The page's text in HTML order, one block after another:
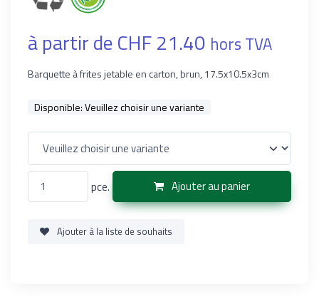
à partir de CHF 21.40 hors TVA
Barquette à frites jetable en carton, brun, 17.5x10.5x3cm
Disponible:Veuillez choisir une variante
pce. Ajouter au panier
Ajouter à la liste de souhaits